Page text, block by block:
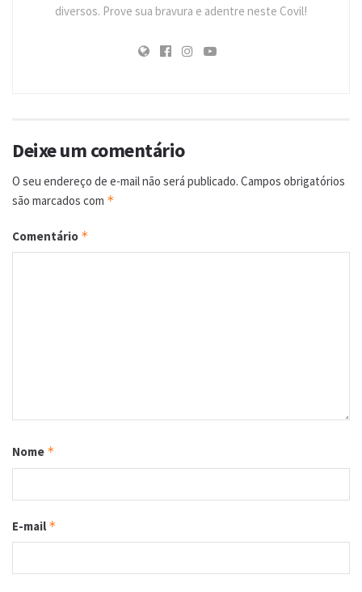
diversos. Prove sua bravura e adentre neste Covil!
Deixe um comentário
O seu endereço de e-mail não será publicado. Campos obrigatórios
são marcados com *
Comentário *
Nome *
E-mail *